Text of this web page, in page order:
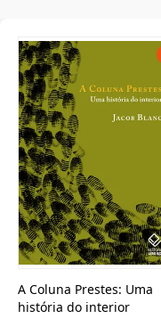
A Coluna Prestes: Uma
história do interior